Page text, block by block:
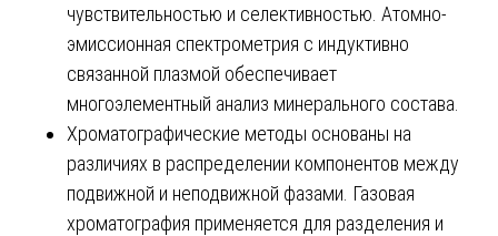
чувствительностью и селективностью. Атомно-
эмиссионная спектрометрия с индуктивно
связанной плазмой обеспечивает
многоэлементный анализ минерального состава.
Хроматографические методы основаны на
различиях в распределении компонентов между
подвижной и неподвижной фазами. Газовая
хроматография применяется для разделения и